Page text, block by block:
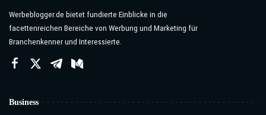
Werbeblogger.de bietet fundierte Einblicke in die
facettenreichen Bereiche von Werbung und Marketing für
Branchenkenner und Interessierte.
Business